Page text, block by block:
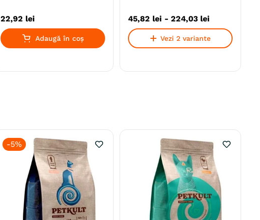
22,92 lei
Adaugă în coș
45,82 lei - 224,03 lei
Vezi 2 variante
-5%